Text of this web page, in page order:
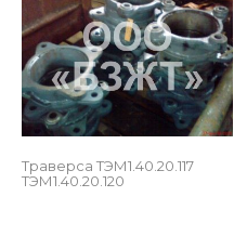
Траверса ТЭМ1.40.20.117
ТЭМ1.40.20.120